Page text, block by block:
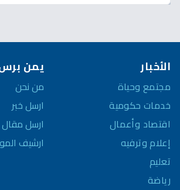
الأخبار
مجتمع وحياة
خدمات حكومية
اقتصاد وأعمال
إعلام وترفيه
تعليم
رياضة
يمن
من نحن
ارسل خبر
ارسل مقال
ارشيف